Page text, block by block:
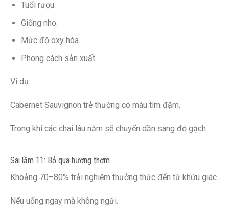
Tuổi rượu.
Giống nho.
Mức độ oxy hóa.
Phong cách sản xuất.
Ví dụ:
Cabernet Sauvignon trẻ thường có màu tím đậm.
Trong khi các chai lâu năm sẽ chuyển dần sang đỏ gạch.
Sai lầm 11: Bỏ qua hương thơm
Khoảng 70–80% trải nghiệm thưởng thức đến từ khứu giác.
Nếu uống ngay mà không ngửi.